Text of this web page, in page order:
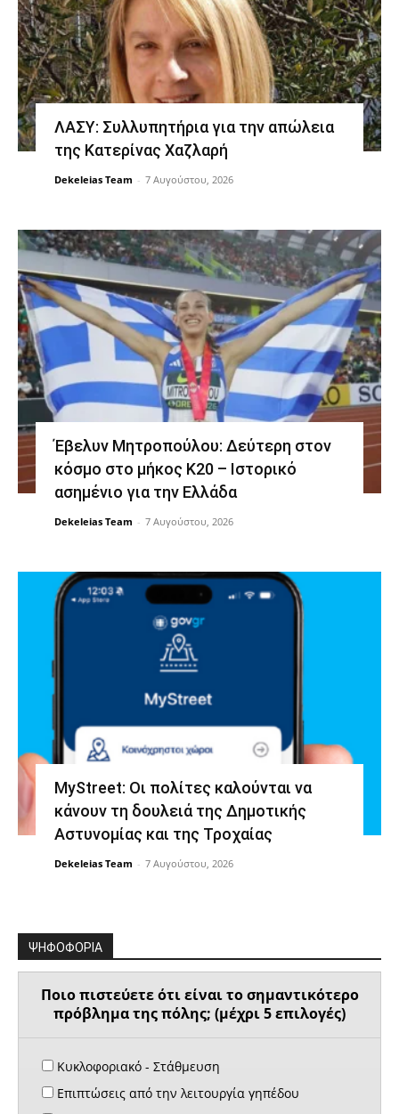
ΛΑΣΥ: Συλλυπητήρια για την απώλεια
της Κατερίνας Χαζλαρή
Dekeleias Team - 7 Αυγούστου, 2026
Έβελυν Μητροπούλου: Δεύτερη στον
κόσμο στο μήκος Κ20 – Ιστορικό
ασημένιο για την Ελλάδα
Dekeleias Team - 7 Αυγούστου, 2026
MyStreet: Οι πολίτες καλούνται να
κάνουν τη δουλειά της Δημοτικής
Αστυνομίας και της Τροχαίας
Dekeleias Team - 7 Αυγούστου, 2026
ΨΗΦΟΦΟΡΙΑ
Ποιο πιστεύετε ότι είναι το σημαντικότερο
πρόβλημα της πόλης; (μέχρι 5 επιλογές)
Κυκλοφοριακό - Στάθμευση
Επιπτώσεις από την λειτουργία γηπέδου